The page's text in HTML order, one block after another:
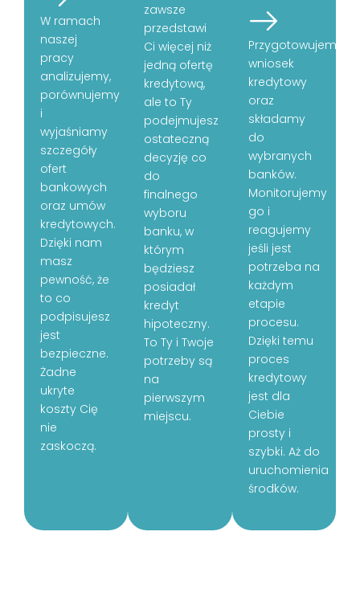
W ramach
naszej
pracy
analizujemy,
porównujemy
i
wyjaśniamy
szczegóły
ofert
bankowych
oraz umów
kredytowych.
Dzięki nam
masz
pewność, że
to co
podpisujesz
jest
bezpieczne.
Żadne
ukryte
koszty Cię
nie
zaskoczą.
zawsze
przedstawi
Ci więcej niż
jedną ofertę
kredytową,
ale to Ty
podejmujesz
ostateczną
decyzję co
do
finalnego
wyboru
banku, w
którym
będziesz
posiadał
kredyt
hipoteczny.
To Ty i Twoje
potrzeby są
na
pierwszym
miejscu.
Przygotowujemy
wniosek
kredytowy
oraz
składamy
do
wybranych
banków.
Monitorujemy
go i
reagujemy
jeśli jest
potrzeba na
każdym
etapie
procesu.
Dzięki temu
proces
kredytowy
jest dla
Ciebie
prosty i
szybki. Aż do
uruchomienia
środków.